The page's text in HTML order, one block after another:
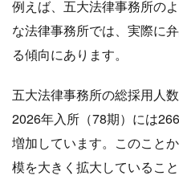
例えば、五大法律事務所の
な法律事務所では、実際に
る傾向にあります。
五大法律事務所の総採用人
2026年入所（78期）には
増加しています。このこと
模を大きく拡大していること